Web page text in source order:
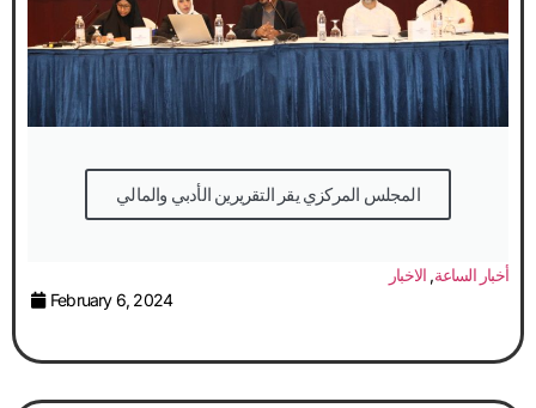
المجلس المركزي يقر التقريرين الأدبي والمالي
أخبار الساعة, الاخبار
February 6, 2024